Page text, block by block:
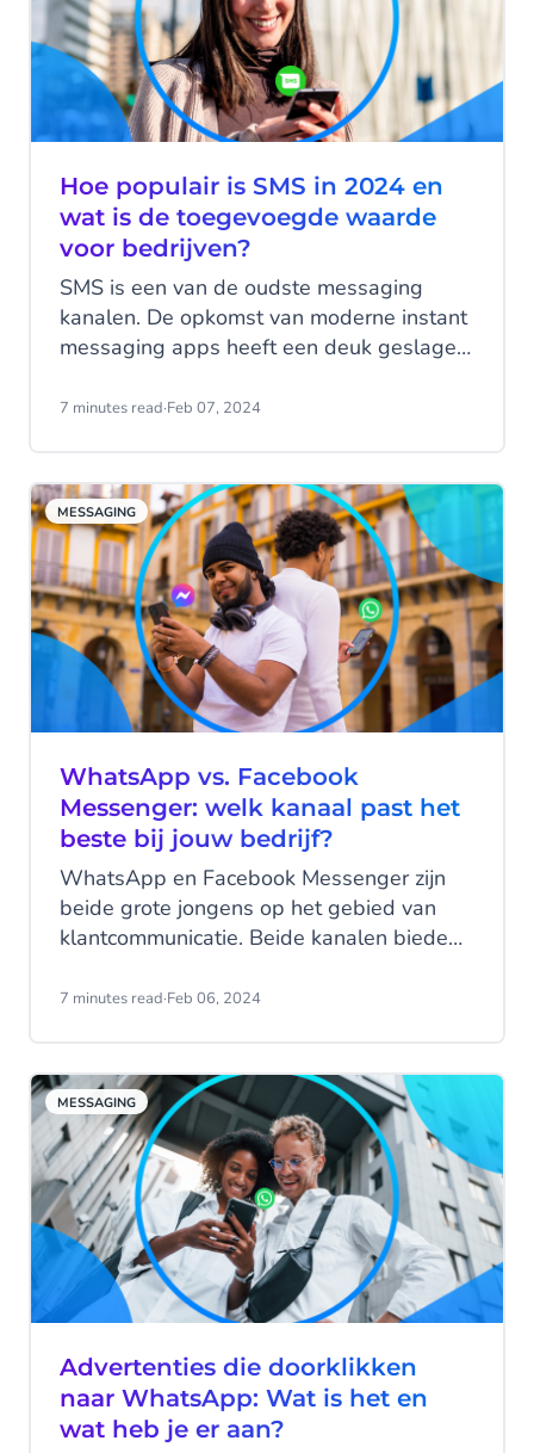
Hoe populair is SMS in 2024 en
wat is de toegevoegde waarde
voor bedrijven?
SMS is een van de oudste messaging
kanalen. De opkomst van moderne instant
messaging apps heeft een deuk geslagen
dat SMS verleden tijd is? In tegenstelling
gewone tekstberichten, geen poeha, en
een karakterlimiet van 160 tekens.
Ondanks dat is SMS nog steeds een van
de meest impactvolle
communicatiekanalen. Lees alles over
SMS statistieken en de blijvende waarde
ervan voor moderne zakelijke
communicatie.
7 minutes read·Feb 07, 2024
MESSAGING
WhatsApp vs. Facebook
Messenger: welk kanaal past het
beste bij jouw bedrijf?
WhatsApp en Facebook Messenger zijn
beide grote jongens op het gebied van
klantcommunicatie. Beide kanalen bieden
contact te leggen met hun klanten. Maar
heeft elk kanaal voor zakelijk gebruik?
7 minutes read·Feb 06, 2024
MESSAGING
Advertenties die doorklikken
naar WhatsApp: Wat is het en
wat heb je er aan?